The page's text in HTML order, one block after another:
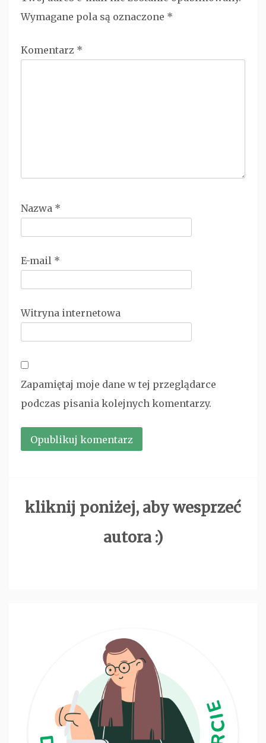
Wymagane pola są oznaczone *
Komentarz *
Nazwa *
E-mail *
Witryna internetowa
Zapamiętaj moje dane w tej przeglądarce
podczas pisania kolejnych komentarzy.
kliknij poniżej, aby wesprzeć
autora :)